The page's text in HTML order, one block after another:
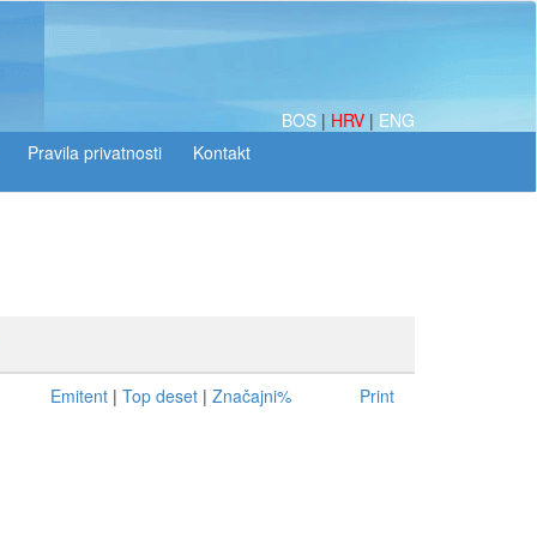
BOS | HRV | ENG
Emitent | Top deset | Značajni% Print